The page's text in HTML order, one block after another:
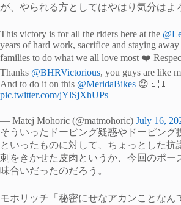
が、やられる方としてはやはり気分はよ
This victory is for all the riders here at the
years of hard work, sacrifice and staying
families to do what we all love most ❤️
Thanks @BHRVictorious, you guys are like
And to do it on this @MeridaBikes 😍🇸🇮
pic.twitter.com/jYlSjXhUPs
— Matej Mohoric (@matmohoric) July 16,
そういったドーピング疑惑やドーピング
といったものに対して、ちょっとした抗
刺をきかせた皮肉というか、今回のポー
味合いだったのだろう。
モホリッチ「秘密にせなアカンことなん